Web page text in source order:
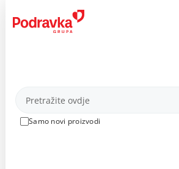
content
Proizvodi
Samo novi proizvodi